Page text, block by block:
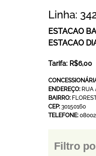
Linha:
ESTACAO
ESTACAO
Tarifa: R$6,00
ENDEREÇO:RUA
BAIRRO:
CEP:30150160
TELEFONE:
Filtro